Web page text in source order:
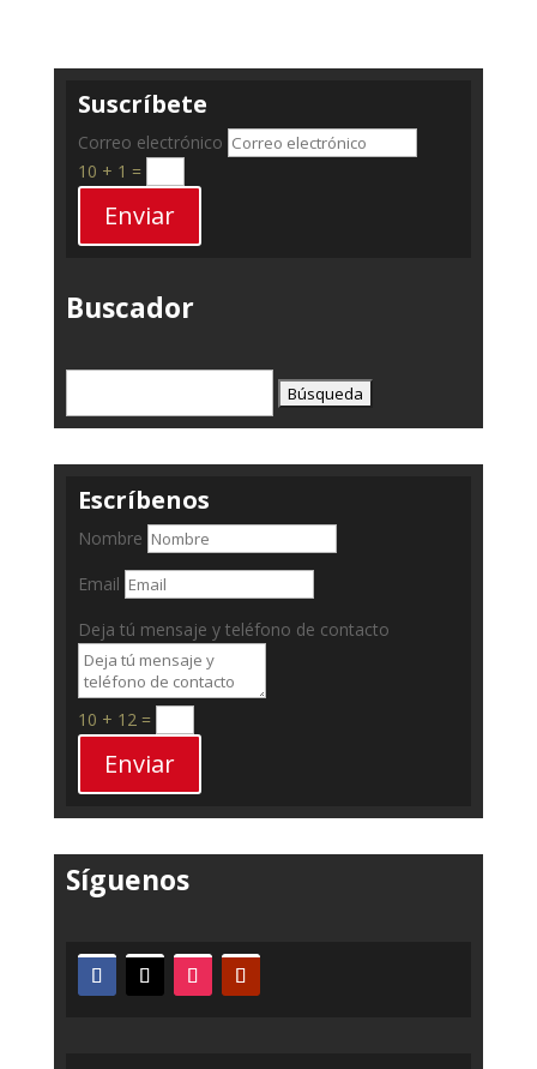
Suscríbete
Correo electrónico
10 + 1 =
Enviar
Buscador
Escríbenos
Nombre
Email
Deja tú mensaje y teléfono de contacto
10 + 12=
Enviar
Síguenos